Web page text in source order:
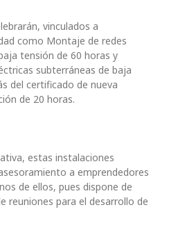
vinculados a
como Montaje de redes
tensión de 60 horas y
subterráneas de baja
del certificado de nueva
de 20 horas.
estas instalaciones
a emprendedores
de ellos, pues dispone de
reuniones para el desarrollo de